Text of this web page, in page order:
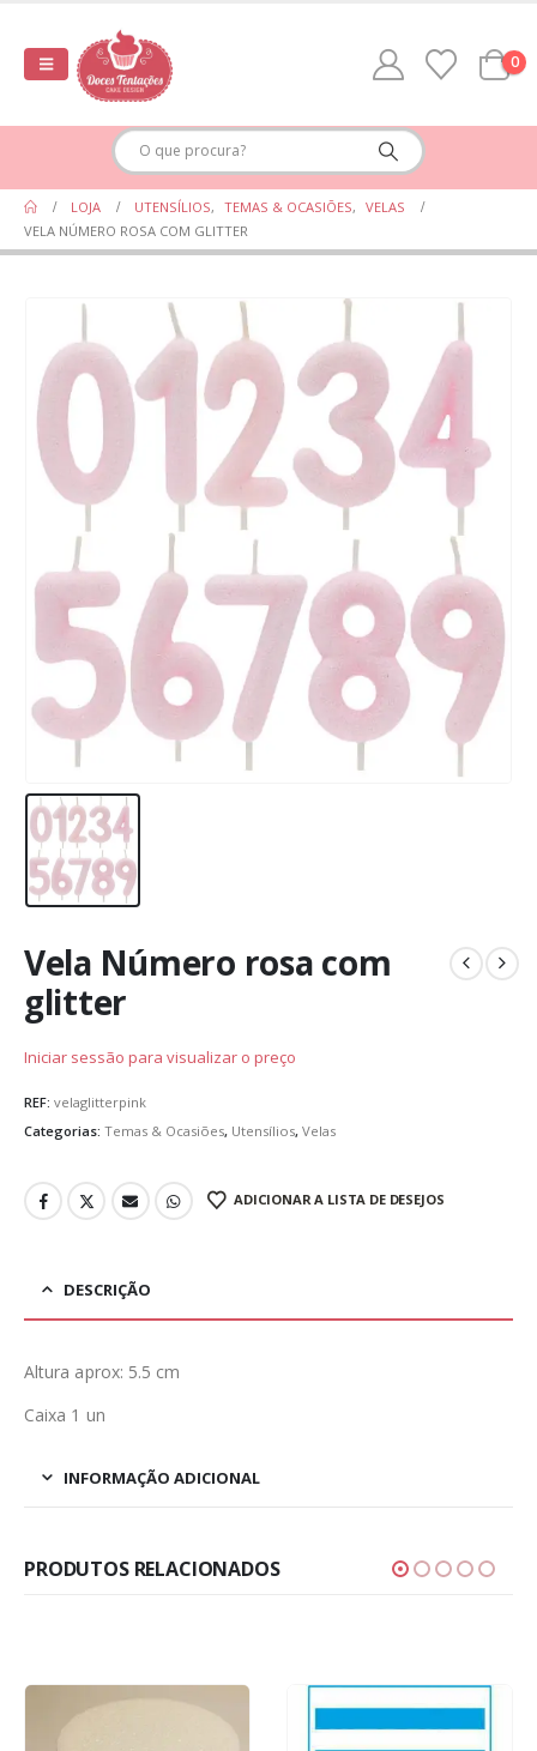
0
LOJA UTENSÍLIOS, TEMAS & OCASIÕES,
VELAS
VELA NÚMERO ROSA COM GLITTER
Vela Número rosa com
glitter
Iniciar sessão para visualizar o preço
REF: velaglitterpink
Categorias: Temas & Ocasiões, Utensílios, Velas
ADICIONAR A LISTA DE DESEJOS
DESCRIÇÃO
Altura aprox: 5.5 cm
Caixa 1 un
INFORMAÇÃO ADICIONAL
PRODUTOS RELACIONADOS